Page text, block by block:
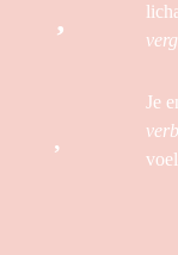
Je